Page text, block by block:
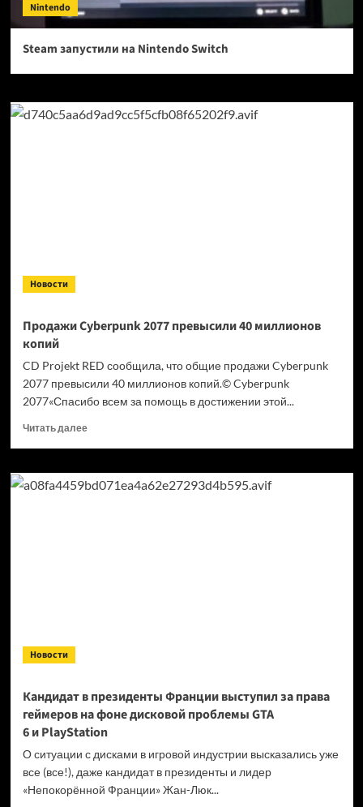
Nintendo
Steam запустили на Nintendo Switch
Новости
Продажи Cyberpunk 2077 превысили 40 миллионов
копий
CD Projekt RED сообщила, что общие продажи Cyberpunk
2077 превысили 40 миллионов копий.© Cyberpunk
2077«Спасибо всем за помощь в достижении этой...
Читать далееПрочитать
Продажи
Cyberpunk
Новости
Кандидат в президенты Франции выступил за права
геймеров на фоне дисковой проблемы GTA
6 и PlayStation
О ситуации с дисками в игровой индустрии высказались уже
все (все!), даже кандидат в президенты и лидер
«Непокорённой Франции» Жан-Люк...